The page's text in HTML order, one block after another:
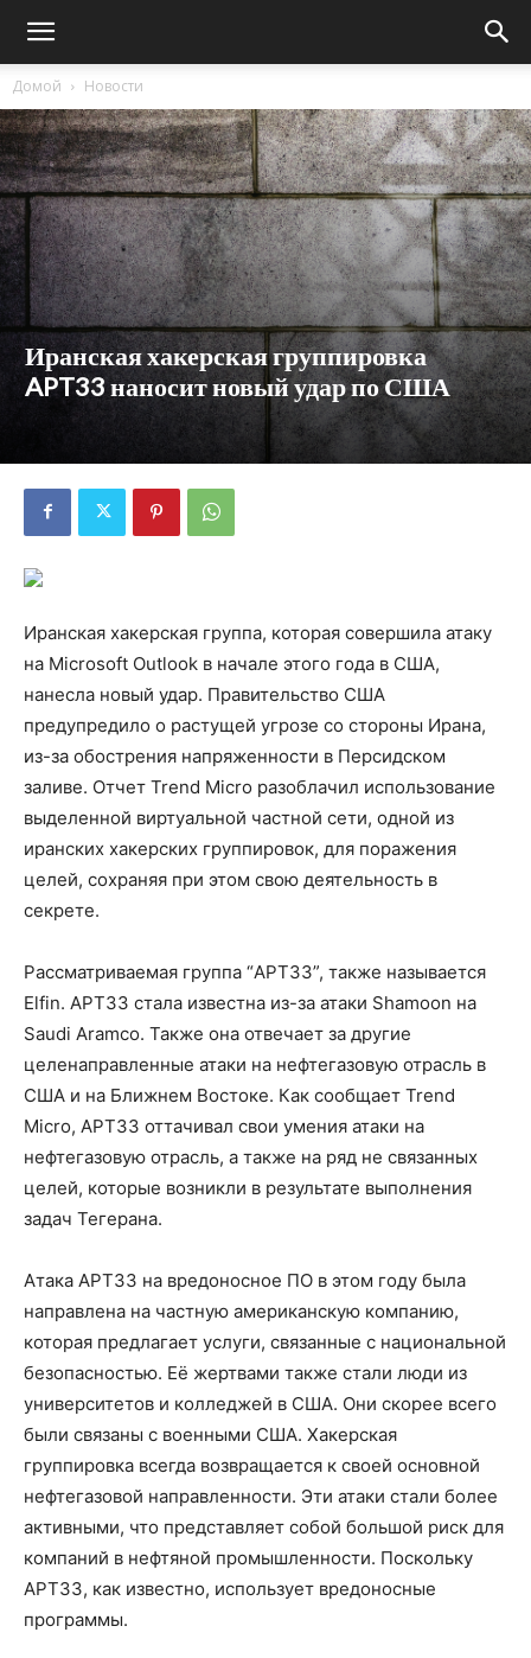
Домой Новости
Иранская хакерская группировка
APT33 наносит новый удар по США
Иранская хакерская группа, которая совершила атаку
на Microsoft Outlook в начале этого года в США,
нанесла новый удар. Правительство США
предупредило о растущей угрозе со стороны Ирана,
из-за обострения напряженности в Персидском
заливе. Отчет Trend Micro разоблачил использование
выделенной виртуальной частной сети, одной из
иранских хакерских группировок, для поражения
целей, сохраняя при этом свою деятельность в
секрете.
Рассматриваемая группа “APT33”, также называется
Elfin. APT33 стала известна из-за атаки Shamoon на
Saudi Aramco. Также она отвечает за другие
целенаправленные атаки на нефтегазовую отрасль в
США и на Ближнем Востоке. Как сообщает Trend
Micro, APT33 оттачивал свои умения атаки на
нефтегазовую отрасль, а также на ряд не связанных
целей, которые возникли в результате выполнения
задач Тегерана.
Атака APT33 на вредоносное ПО в этом году была
направлена на частную американскую компанию,
которая предлагает услуги, связанные с национальной
безопасностью. Её жертвами также стали люди из
университетов и колледжей в США. Они скорее всего
были связаны с военными США. Хакерская
группировка всегда возвращается к своей основной
нефтегазовой направленности. Эти атаки стали более
активными, что представляет собой большой риск для
компаний в нефтяной промышленности. Поскольку
APT33, как известно, использует вредоносные
программы.